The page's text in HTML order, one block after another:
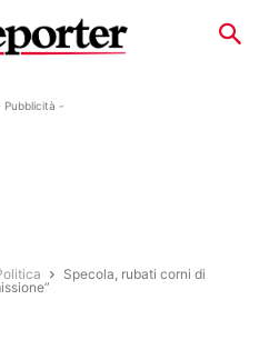
Pubblicità -
Specola, rubati corni di